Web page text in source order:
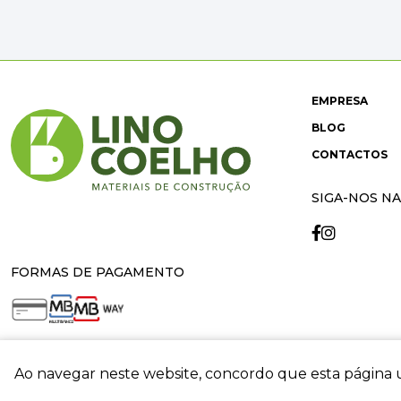
Ao navegar neste website, concordo que esta
FORMAS DE PAGAMENTO
EMPRESA
BLOG
CONTACTOS
SIGA-NOS